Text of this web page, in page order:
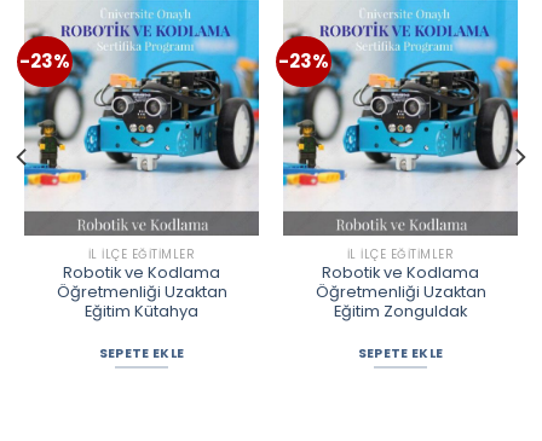
-23%
İL İLÇE EĞITIMLER
Robotik ve Kodlama
Öğretmenliği Uzaktan
Eğitim Kütahya
SEPETE EKLE
-23%
İL İLÇE EĞITIMLER
Robotik ve Kodlama
Öğretmenliği Uzaktan
Eğitim Zonguldak
SEPETE EKLE